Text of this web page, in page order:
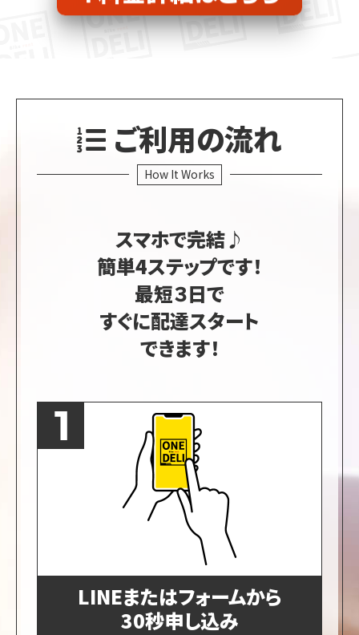
ご利用の流れ
How It Works
スマホで完結♪
簡単4ステップです！
最短３日で
すぐに配達スタート
できます！
LINEまたはフォームから
30秒申し込み